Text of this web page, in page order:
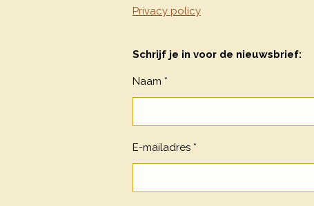
Privacy policy
Schrijf je in voor de nieuwsbrief:
Naam *
E-mailadres *